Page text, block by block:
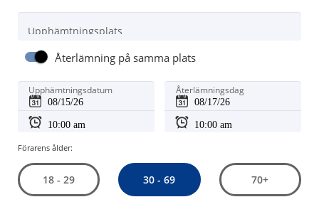
Upphämtningsplats
Återlämning på samma plats
Upphämtningsdatum Återlämningsdag
Förarens ålder:
18 - 29 30 - 69 70+